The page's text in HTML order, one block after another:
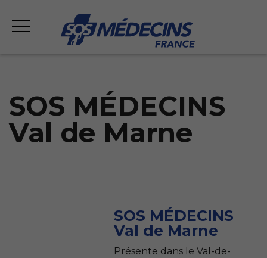
SOS MÉDECINS
Val de Marne
SOS MÉDECINS
Val de Marne
Présente dans le Val-de-